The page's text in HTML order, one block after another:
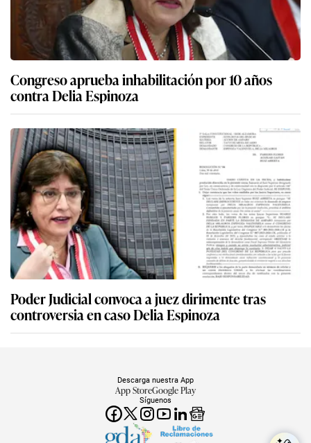
Congreso aprueba inhabilitación por 10 años
contra Delia Espinoza
Poder Judicial convoca a juez dirimente tras
controversia en caso Delia Espinoza
Síguenos
Descarga nuestra App
App StoreGoogle Play